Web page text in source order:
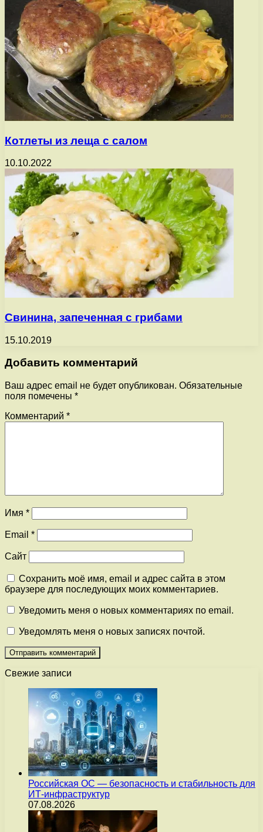
Котлеты из леща с салом
10.10.2022
Свинина, запеченная с грибами
15.10.2019
Добавить комментарий
Ваш адрес email не будет опубликован. Обязательные
поля помечены *
Комментарий *
Имя *
Email *
Сайт
Сохранить моё имя, email и адрес сайта в этом
браузере для последующих моих комментариев.
Уведомить меня о новых комментариях по email.
Уведомлять меня о новых записях почтой.
Свежие записи
Российская ОС — безопасность и стабильность для
ИТ-инфраструктур
07.08.2026